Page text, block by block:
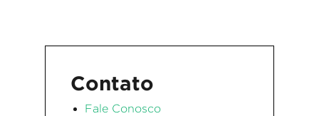
Contato
Fale Conosco